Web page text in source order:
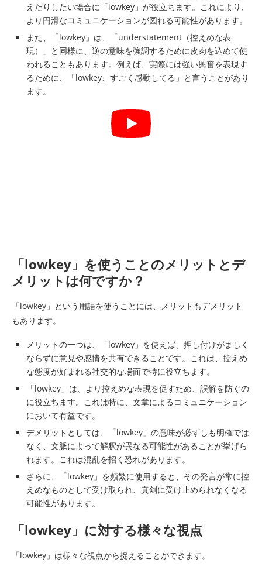
えたりしたい場合に「lowkey」が役立ちます。これにより、
より円滑なコミュニケーションが図れる可能性があります。
また、「lowkey」は、「understatement（控えめな表
現）」と同様に、逆の意味を強調するために皮肉を込めて使
われることもあります。例えば、実際には強い興奮を表現す
るために、「lowkey、すごく感動してる」と言うことがあり
ます。
「lowkey」を使うことのメリットとデ
メリットは何ですか？
「lowkey」という用語を使うことには、メリットもデメリット
もあります。
メリットの一つは、「lowkey」を使えば、押し付けがましく
ならずに意見や感情を共有できることです。これは、控えめ
な態度が好まれる社交的な場面で特に役立ちます。
「lowkey」は、より控えめな表現を促すため、誤解を防ぐの
に役立ちます。これは特に、文章によるコミュニケーション
において有益です。
デメリットとしては、「lowkey」の意味が必ずしも明確では
なく、文脈によって解釈が異なる可能性があることが挙げら
れます。これは混乱を招く恐れがあります。
さらに、「lowkey」を頻繁に使用すると、その発言が常に控
えめなものとして受け取られ、真剣に受け止められなくなる
可能性があります。
「lowkey」に対する様々な視点
「lowkey」は様々な視点から捉えることができます。